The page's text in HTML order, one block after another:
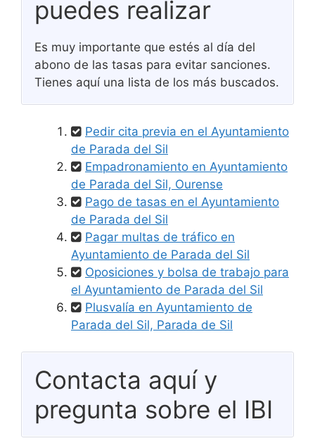
puedes realizar
Es muy importante que estés al día del
abono de las tasas para evitar sanciones.
Tienes aquí una lista de los más buscados.
Pedir cita previa en el Ayuntamiento
de Parada del Sil
Empadronamiento en Ayuntamiento
de Parada del Sil, Ourense
Pago de tasas en el Ayuntamiento
de Parada del Sil
Pagar multas de tráfico en
Ayuntamiento de Parada del Sil
Oposiciones y bolsa de trabajo para
el Ayuntamiento de Parada del Sil
Plusvalía en Ayuntamiento de
Parada del Sil, Parada de Sil
Contacta aquí y
pregunta sobre el IBI